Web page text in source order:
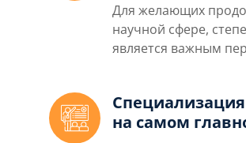
Для желающих
научной сфере,
является важным
на самом